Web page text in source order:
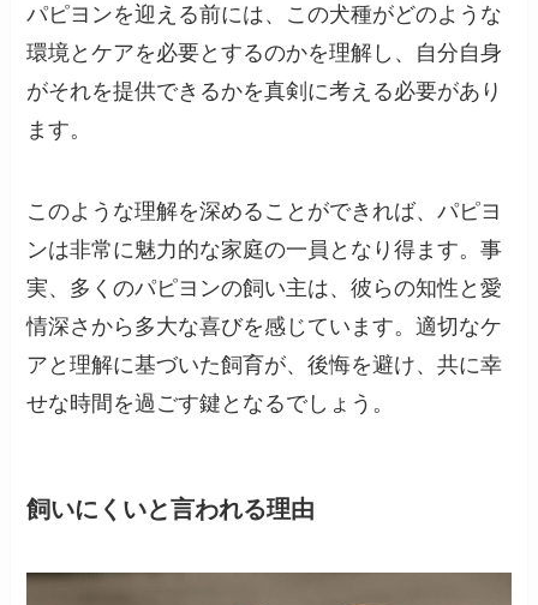
パピヨンを迎える前には、この犬種がどのような
環境とケアを必要とするのかを理解し、自分自身
がそれを提供できるかを真剣に考える必要があり
ます。
このような理解を深めることができれば、パピヨ
ンは非常に魅力的な家庭の一員となり得ます。事
実、多くのパピヨンの飼い主は、彼らの知性と愛
情深さから多大な喜びを感じています。適切なケ
アと理解に基づいた飼育が、後悔を避け、共に幸
せな時間を過ごす鍵となるでしょう。
飼いにくいと言われる理由